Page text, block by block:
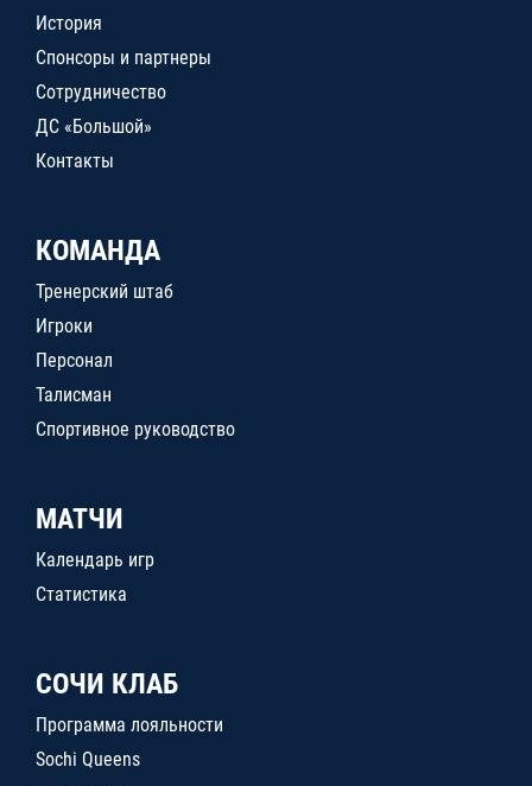
История
Спонсоры и партнеры
Сотрудничество
ДС «Большой»
Контакты
КОМАНДА
Тренерский штаб
Игроки
Персонал
Талисман
Спортивное руководство
МАТЧИ
Календарь игр
Статистика
СОЧИ КЛАБ
Программа лояльности
Sochi Queens